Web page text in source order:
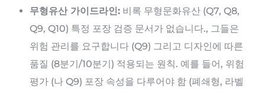
무형유산 가이드라인: 비록 무형문화유산 (Q7, Q8,
Q9, Q10) 특정 포장 검증 문서가 없습니다., 그들은
위험 관리를 요구합니다 (Q9) 그리고 디자인에 따른
품질 (8분기/10분기) 적용되는 원칙. 예를 들어, 위험
평가 (나 Q9) 포장 속성을 다루어야 함 (폐쇄형, 라벨